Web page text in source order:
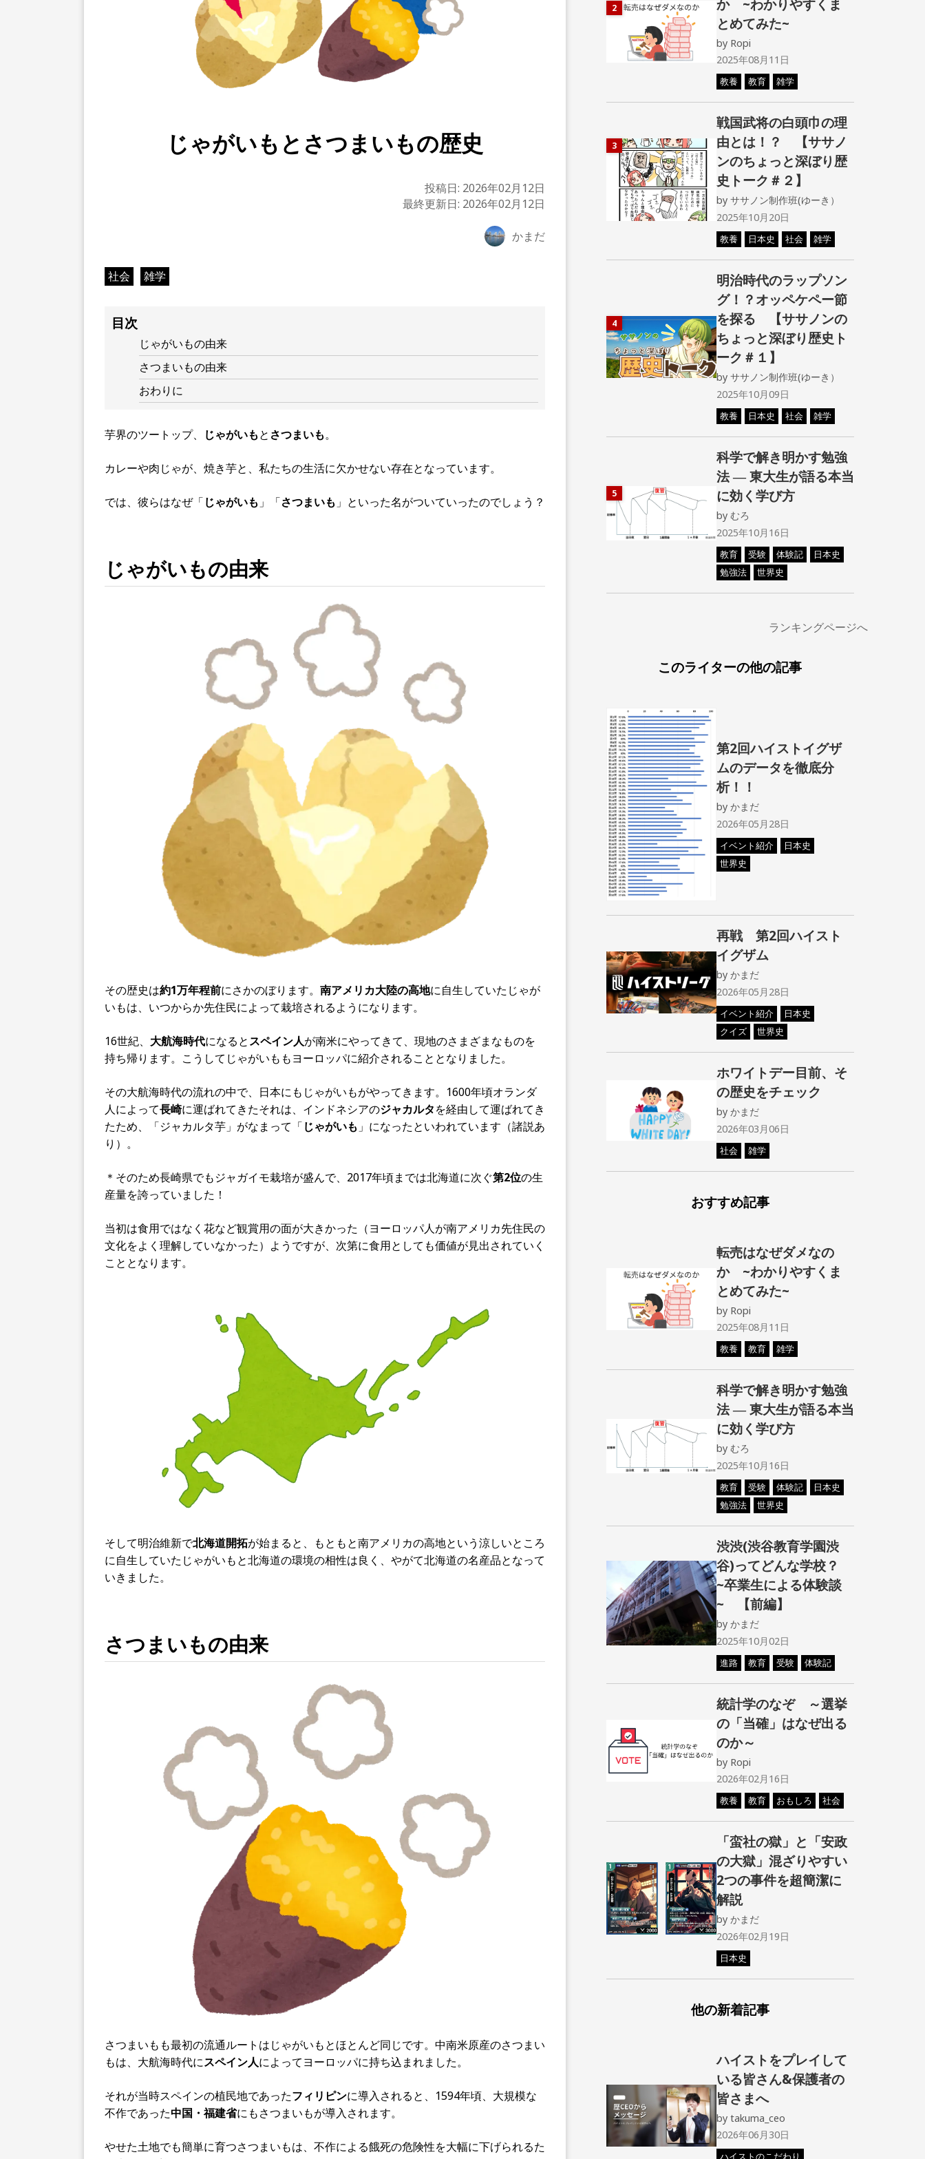
じゃがいもとさつまいもの歴史
投稿日: 2026年02月12日
最終更新日: 2026年02月12日
かまだ
社会 雑学
目次
じゃがいもの由来
さつまいもの由来
おわりに
芋界のツートップ、 じゃがいもと さつまいも。
カレーや肉じゃが、焼き芋と、私たちの生活に欠かせない存在となっています。
では、彼らはなぜ「じゃがいも」「さつまいも」といった名がついていったのでしょう？
じゃがいもの由来
その歴史は約1万年程前にさかのぼります。 南アメリカ大陸の高地に自生していたじゃが
いもは、いつからか先住民によって栽培されるようになります。
16世紀、 大航海時代になるとスペイン人が南米にやってきて、現地のさまざまなものを
持ち帰ります。こうしてじゃがいももヨーロッパに紹介されることとなりました。
その大航海時代の流れの中で、日本にもじゃがいもがやってきます。1600年頃オランダ
人によって長崎に運ばれてきたそれは、インドネシアのジャカルタを経由して運ばれてき
たため、「ジャカルタ芋」がなまって「じゃがいも 」になったといわれています（諸説あ
り）。
＊そのため長崎県でもジャガイモ栽培が盛んで、2017年頃までは北海道に次ぐ第2位の生
産量を誇っていました！
当初は食用ではなく花など観賞用の面が大きかった（ヨーロッパ人が南アメリカ先住民の
文化をよく理解していなかった）ようですが、次第に食用としても価値が見出されていく
こととなります。
そして明治維新で北海道開拓が始まると、もともと南アメリカの高地という涼しいところ
に自生していたじゃがいもと北海道の環境の相性は良く、やがて北海道の名産品となって
いきました。
さつまいもの由来
さつまいもも最初の流通ルートはじゃがいもとほとんど同じです。中南米原産のさつまい
もは、大航海時代にスペイン人によってヨーロッパに持ち込まれました。
それが当時スペインの植民地であったフィリピンに導入されると、1594年頃、大規模な
不作であった中国・福建省にもさつまいもが導入されます。
やせた土地でも簡単に育つさつまいもは、不作による餓死の危険性を大幅に下げられるた
2
か ~わかりやすくま
とめてみた~
by Ropi
2025年08月11日
教養 教育 雑学
3
戦国武将の白頭巾の理
由とは！？ 【ササノ
ンのちょっと深ぼり歴
史トーク＃２】
by ササノン制作班(ゆーき）
2025年10月20日
教養 日本史 社会 雑学
4
明治時代のラップソン
グ！？オッペケペー節
を探る 【ササノンの
ちょっと深ぼり歴史ト
ーク＃１】
by ササノン制作班(ゆーき）
2025年10月09日
教養 日本史 社会 雑学
5
科学で解き明かす勉強
法 ― 東大生が語る本当
に効く学び方
by むろ
2025年10月16日
教育 受験 体験記
日本史
勉強法
世界史
ランキングページへ
このライターの他の記事
第2回ハイストイグザ
ムのデータを徹底分
析！！
by かまだ
2026年05月28日
イベント紹介
日本史
世界史
再戦 第2回ハイスト
イグザム
by かまだ
2026年05月28日
イベント紹介
日本史
クイズ
世界史
ホワイトデー目前、そ
の歴史をチェック
by かまだ
2026年03月06日
社会 雑学
おすすめ記事
転売はなぜダメなの
か ~わかりやすくま
とめてみた~
by Ropi
2025年08月11日
教養 教育 雑学
科学で解き明かす勉強
法 ― 東大生が語る本当
に効く学び方
by むろ
2025年10月16日
教育 受験 体験記
日本史
勉強法
世界史
渋渋(渋谷教育学園渋
谷)ってどんな学校？
~卒業生による体験談
~ 【前編】
by かまだ
2025年10月02日
進路 教育 受験 体験記
統計学のなぞ ～選挙
の「当確」はなぜ出る
のか～
by Ropi
2026年02月16日
教養 教育 おもしろ 社会
「蛮社の獄」と「安政
の大獄」混ざりやすい
2つの事件を超簡潔に
解説
by かまだ
2026年02月19日
日本史
他の新着記事
ハイストをプレイして
いる皆さん&保護者の
皆さまへ
by takuma_ceo
2026年06月30日
ハイストのこだわり